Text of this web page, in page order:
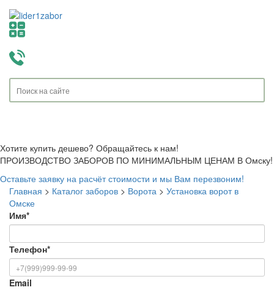
Хотите купить дешево? Обращайтесь к нам!
ПРОИЗВОДСТВО ЗАБОРОВ ПО МИНИМАЛЬНЫМ ЦЕНАМ В Омску!
Оставьте заявку на расчёт стоимости и мы Вам перезвоним!
Главная > Каталог заборов > Ворота > Установка ворот в
Омске
Имя*
Телефон*
Email